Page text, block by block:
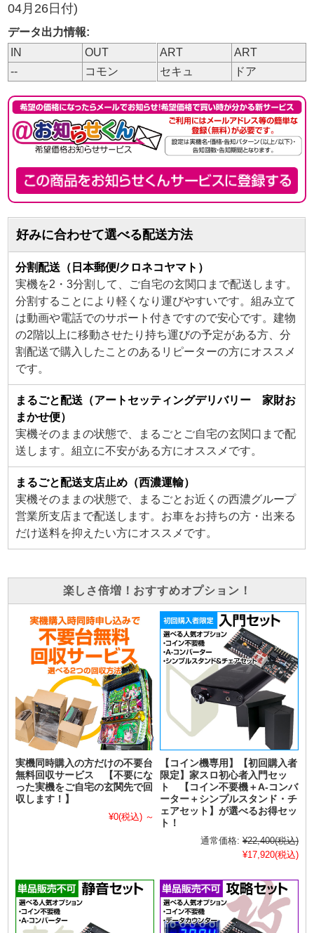
04月26日付)
データ出力情報:
IN
OUT ART
ART
--
コモン セキュ ドア
好みに合わせて選べる配送方法
分割配送（日本郵便/クロネコヤマト）
実機を2・3分割して、ご自宅の玄関口まで配送します。
分割することにより軽くなり運びやすいです。組み立て
は動画や電話でのサポート付きですので安心です。建物
の2階以上に移動させたり持ち運びの予定がある方、分
割配送で購入したことのあるリピーターの方にオススメ
です。
まるごと配送（アートセッティングデリバリー 家財お
まかせ便）
実機そのままの状態で、まるごとご自宅の玄関口まで配
送します。組立に不安がある方にオススメです。
まるごと配送支店止め（西濃運輸）
実機そのままの状態で、まるごとお近くの西濃グループ
営業所支店まで配送します。お車をお持ちの方・出来る
だけ送料を抑えたい方にオススメです。
楽しさ倍増！おすすめオプション！
実機同時購入の方だけの不要台
無料回収サービス 【不要にな
った実機をご自宅の玄関先で回
収します！】
¥0(税込) ～
【コイン機専用】【初回購入者
限定】家スロ初心者入門セッ
ト 【コイン不要機＋A-コンバ
ーター＋シンプルスタンド・チ
ェアセット】が選べるお得セッ
ト！
通常価格: ¥22,400(税込)
¥17,920(税込)